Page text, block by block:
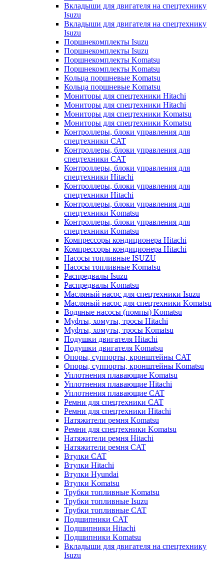
Вкладыши для двигателя на спецтехнику
Isuzu
Вкладыши для двигателя на спецтехнику
Isuzu
Поршнекомплекты Isuzu
Поршнекомплекты Isuzu
Поршнекомплекты Komatsu
Поршнекомплекты Komatsu
Кольца поршневые Komatsu
Кольца поршневые Komatsu
Мониторы для спецтехники Hitachi
Мониторы для спецтехники Hitachi
Мониторы для спецтехники Komatsu
Мониторы для спецтехники Komatsu
Контроллеры, блоки управления для
спецтехники CAT
Контроллеры, блоки управления для
спецтехники CAT
Контроллеры, блоки управления для
спецтехники Hitachi
Контроллеры, блоки управления для
спецтехники Hitachi
Контроллеры, блоки управления для
спецтехники Komatsu
Контроллеры, блоки управления для
спецтехники Komatsu
Компрессоры кондиционера Hitachi
Компрессоры кондиционера Hitachi
Насосы топливные ISUZU
Насосы топливные Komatsu
Распредвалы Isuzu
Распредвалы Komatsu
Масляный насос для спецтехники Isuzu
Масляный насос для спецтехники Komatsu
Водяные насосы (помпы) Komatsu
Муфты, хомуты, тросы Hitachi
Муфты, хомуты, тросы Komatsu
Подушки двигателя Hitachi
Подушки двигателя Komatsu
Опоры, суппорты, кронштейны CAT
Опоры, суппорты, кронштейны Komatsu
Уплотнения плавающие Komatsu
Уплотнения плавающие Hitachi
Уплотнения плавающие CAT
Ремни для спецтехники CAT
Ремни для спецтехники Hitachi
Натяжители ремня Komatsu
Ремни для спецтехники Komatsu
Натяжители ремня Hitachi
Натяжители ремня CAT
Втулки CAT
Втулки Hitachi
Втулки Hyundai
Втулки Komatsu
Трубки топливные Komatsu
Трубки топливные Isuzu
Трубки топливные CAT
Подшипники CAT
Подшипники Hitachi
Подшипники Komatsu
Вкладыши для двигателя на спецтехнику
Isuzu